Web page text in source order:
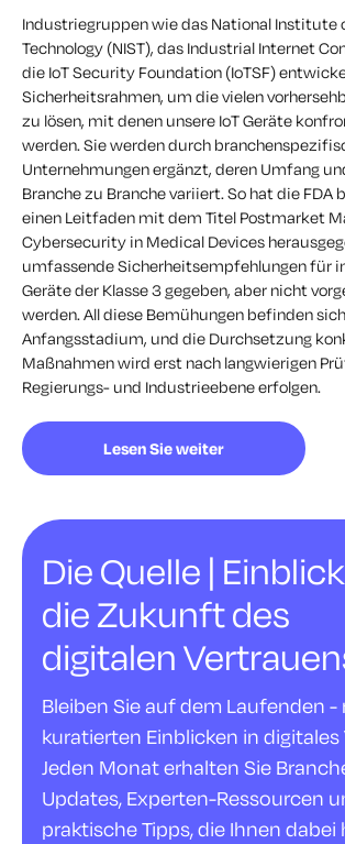
Industriegruppen wie das National Institute
Technology (NIST), das Industrial Internet
die IoT Security Foundation (IoTSF)
Sicherheitsrahmen, um die vielen
zu lösen, mit denen unsere IoT Geräte
werden. Sie werden durch
Unternehmungen ergänzt, deren Umfang
Branche zu Branche variiert. So hat die FDA
einen Leitfaden mit dem Titel Postmarket
Cybersecurity in Medical Devices
umfassende Sicherheitsempfehlungen für
Geräte der Klasse 3 gegeben, aber nicht
werden. All diese Bemühungen befinden
Anfangsstadium, und die Durchsetzung
Maßnahmen wird erst nach langwierigen
Regierungs- und Industrieebene erfolgen.
Lesen Sie weiter
Die Quelle |
die Zukunft des
digitalen
Bleiben Sie auf dem Laufenden -
kuratierten Einblicken in digitales
Jeden Monat erhalten Sie
Updates, Experten-Ressourcen
praktische Tipps, die Ihnen dabei